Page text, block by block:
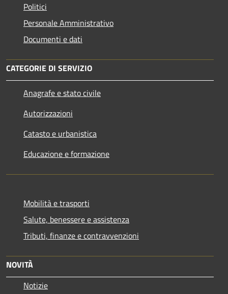
Politici
Personale Amministrativo
Documenti e dati
CATEGORIE DI SERVIZIO
Anagrafe e stato civile
Autorizzazioni
Catasto e urbanistica
Educazione e formazione
Mobilità e trasporti
Salute, benessere e assistenza
Tributi, finanze e contravvenzioni
NOVITÀ
Notizie